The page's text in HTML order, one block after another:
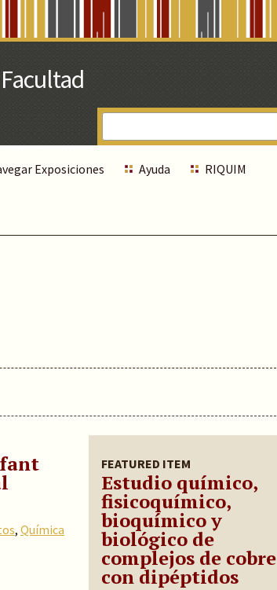
Exposiciones Ayuda RIQUIM
FEATURED ITEM
Estudio químico,
fisicoquímico,
bioquímico y
biológico de
complejos de cobre
con dipéptidos
, Química